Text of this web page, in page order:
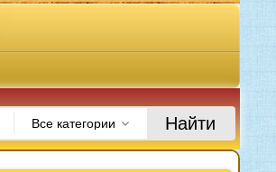
Все категории Найти